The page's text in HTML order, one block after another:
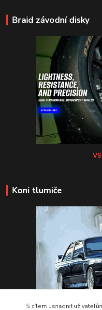
Braid závodní disky
Koni tlumiče
S cílem usnadnit